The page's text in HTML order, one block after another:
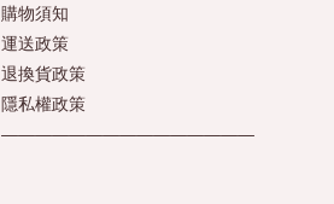
購物須知
運送政策
退換貨政策
隱私權政策
———————————————